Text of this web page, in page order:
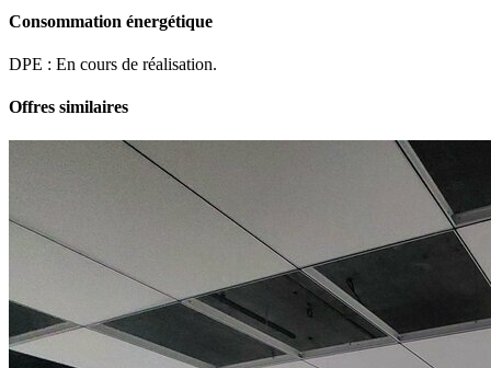
Consommation énergétique
DPE : En cours de réalisation.
Offres similaires